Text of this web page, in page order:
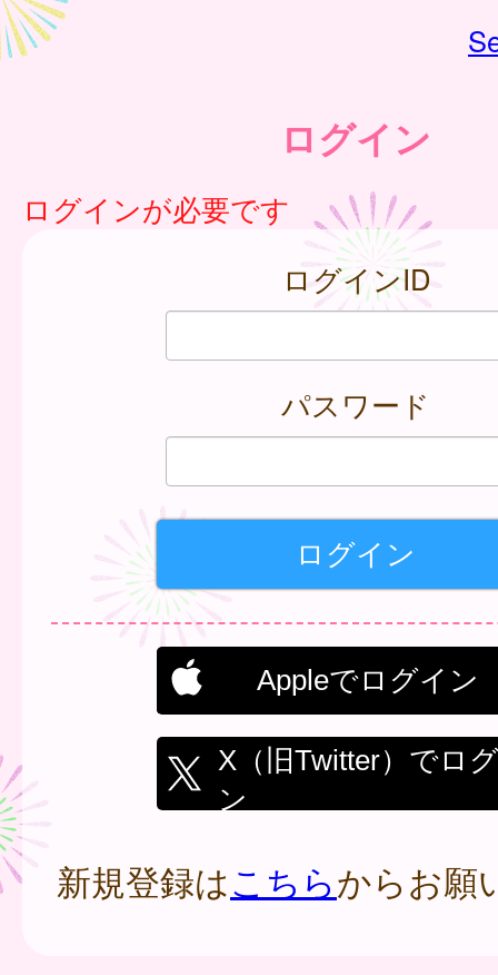
ログイン
ログインが必要です
ログインID
パスワード
Appleでログイン
X（旧Twitter）でロ
ン
新規登録はこちらからお願